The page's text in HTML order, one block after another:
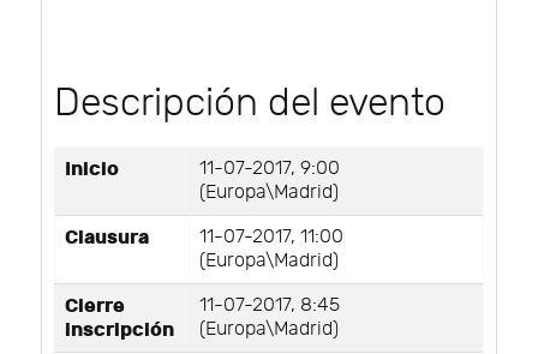
Descripción del evento
Inicio
11-07-2017, 9:00
(Europa\Madrid)
Clausura
11-07-2017, 11:00
(Europa\Madrid)
Cierre
inscripción
11-07-2017, 8:45
(Europa\Madrid)